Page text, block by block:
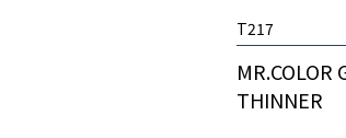
T217
MR.COLOR
THINNER